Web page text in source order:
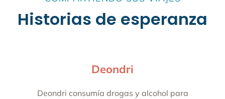
Historias de esperanza
Deondri
Deondri consumía drogas y alcohol para